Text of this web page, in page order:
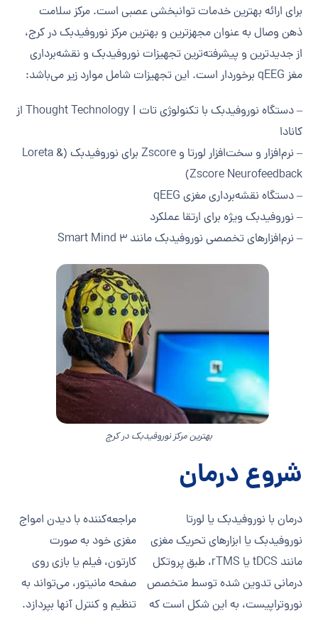
برای ارائه بهترین خدمات توانبخشی عصبی است. مرکز سلامت
ذهن وصال به عنوان مجهزترین و بهترین مرکز نوروفیدبک در کرج،
از جدیدترین و پیشرفته‌ترین تجهیزات نوروفیدبک و نقشه‌برداری
مغز qEEG برخوردار است. این تجهیزات شامل موارد زیر می‌باشد:
– دستگاه نوروفیدبک با تکنولوژی تات | Thought Technology از
کانادا
– نرم‌افزار و سخت‌افزار لورتا و Zscore برای نوروفیدبک (Loreta &
Zscore Neurofeedback)
– دستگاه نقشه‌برداری مغزی qEEG
– نوروفیدبک ویژه برای ارتقا عملکرد
– نرم‌افزارهای تخصصی نوروفیدبک مانند Smart Mind 3
بهترین مرکز نوروفیدبک در کرج
شروع درمان
درمان با نوروفیدبک یا لورتا
نوروفیدبک یا ابزارهای تحریک مغزی
مانند tDCS یا rTMS، طبق پروتکل
درمانی تدوین شده توسط متخصص
نوروتراپیست، به این شکل است که
مراجعه‌کننده با دیدن امواج
مغزی خود به صورت
کارتون، فیلم یا بازی روی
صفحه مانیتور، می‌تواند به
تنظیم و کنترل آنها بپردازد.